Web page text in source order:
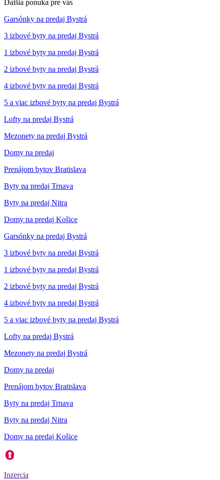
Ďalšia ponuka pre vás
Garsónky na predaj Bystrá
3 izbové byty na predaj Bystrá
1 izbové byty na predaj Bystrá
2 izbové byty na predaj Bystrá
4 izbové byty na predaj Bystrá
5 a viac izbové byty na predaj Bystrá
Lofty na predaj Bystrá
Mezonety na predaj Bystrá
Domy na predaj
Prenájom bytov Bratislava
Byty na predaj Trnava
Byty na predaj Nitra
Domy na predaj Košice
Garsónky na predaj Bystrá
3 izbové byty na predaj Bystrá
1 izbové byty na predaj Bystrá
2 izbové byty na predaj Bystrá
4 izbové byty na predaj Bystrá
5 a viac izbové byty na predaj Bystrá
Lofty na predaj Bystrá
Mezonety na predaj Bystrá
Domy na predaj
Prenájom bytov Bratislava
Byty na predaj Trnava
Byty na predaj Nitra
Domy na predaj Košice
Inzercia